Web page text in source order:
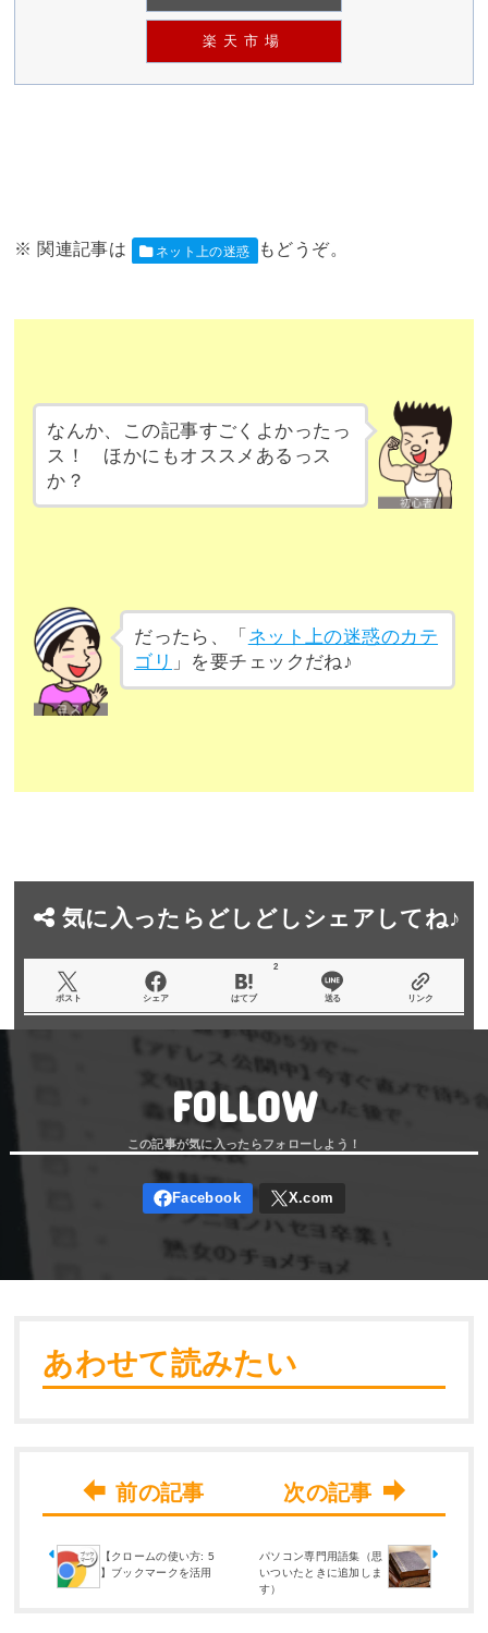
楽天市場
ネット上の迷惑
なんか、この記事すごくよかったっ
ス！ ほかにもオススメあるっス
か？
だったら、「 ネット上の迷惑のカテ
ゴリ 」を要チェックだね♪
気に入ったらどしどしシェアしてね♪
ポスト シェア はてブ
2
送る リンク
FOLLOW
あわせて読みたい
【クロームの使い方: 5
】ブックマークを活用
パソコン専門用語集（思
いついたときに追加しま
す）